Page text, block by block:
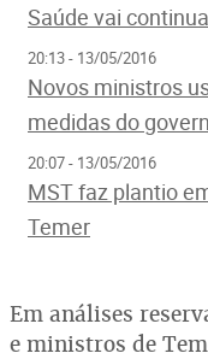
Saúde vai
20:13 - 13/05/2016
Novos ministros
medidas do
20:07 - 13/05/2016
MST faz plantio
Temer
Em análises
e ministros de